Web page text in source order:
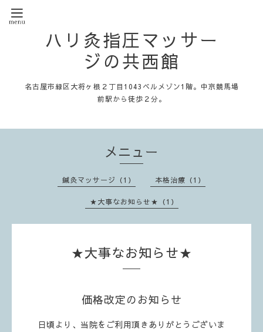
ハリ灸指圧マッサー
ジの共西館
名古屋市緑区大将ヶ根２丁目1043ベルメゾン1階。中京競馬場
前駅から徒歩２分。
メニュー
鍼灸マッサージ（1） 本格治療（1）
★大事なお知らせ★（1）
★大事なお知らせ★
価格改定のお知らせ
日頃より、当院をご利用頂きありがとうございま